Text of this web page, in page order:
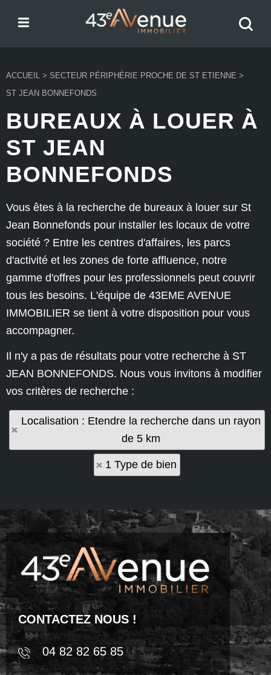
ACCUEIL > SECTEUR PÉRIPHÉRIE PROCHE DE ST ETIENNE >
ST JEAN BONNEFONDS
BUREAUX À LOUER À
ST JEAN
BONNEFONDS
Vous êtes à la recherche de bureaux à louer sur St
Jean Bonnefonds pour installer les locaux de votre
société ? Entre les centres d'affaires, les parcs
d'activité et les zones de forte affluence, notre
gamme d'offres pour les professionnels peut couvrir
tous les besoins. L'équipe de 43EME AVENUE
IMMOBILIER se tient à votre disposition pour vous
accompagner.
Il n'y a pas de résultats pour votre recherche à ST
JEAN BONNEFONDS. Nous vous invitons à modifier
vos critères de recherche :
Localisation : Etendre la recherche dans un rayon
de 5 km
1 Type de bien
CONTACTEZ NOUS !
04 82 82 65 85